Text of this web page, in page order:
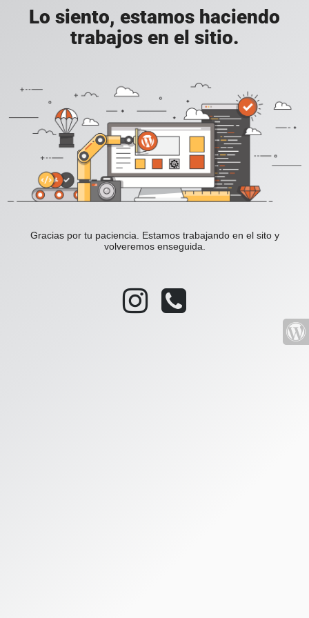
Lo siento, estamos haciendo
trabajos en el sitio.
Gracias por tu paciencia. Estamos trabajando en el sito y
volveremos enseguida.